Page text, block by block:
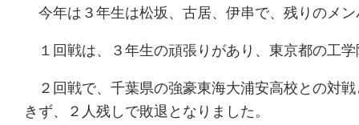
今年は３年生は松坂、古居、伊串で、残りのメ
１回戦は、３年生の頑張りがあり、東京都の工
２回戦で、千葉県の強豪東海大浦安高校との対
きず、２人残しで敗退となりました。